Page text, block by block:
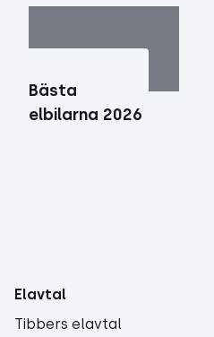
Bästa
elbilarna 2026
Elavtal
Tibbers elavtal